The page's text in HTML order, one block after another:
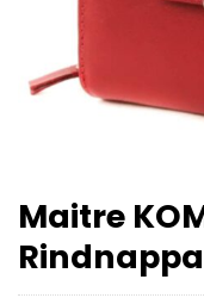
Maitre
Rindnappa